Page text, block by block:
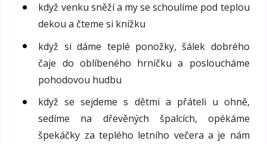
když venku sněží a my se schoulíme pod teplou
dekou a čteme si knížku
když si dáme teplé ponožky, šálek dobrého
čaje do oblíbeného hrníčku a posloucháme
pohodovou hudbu
když se sejdeme s dětmi a přáteli u ohně,
sedíme na dřevěných špalcích, opékáme
špekáčky za teplého letního večera a je nám